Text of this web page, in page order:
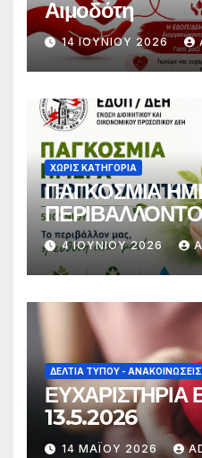
Αιμοδότη
14 ΙΟΥΝΊΟΥ 2026
ΧΩΡΊΣ ΚΑΤΗΓΟΡΊΑ
ΠΑΓΚΟΣΜΙΑ
4 ΙΟΥΝΊΟΥ 2026
ΔΕΛΤΊΑ ΤΎΠΟΥ - ΑΝΑΚΟΙΝΏΣΕΙΣ
ΕΥΧΑΡΙΣΤΗΡΙΑ
13.5.2026
14 ΜΑΪ́ΟΥ 2026